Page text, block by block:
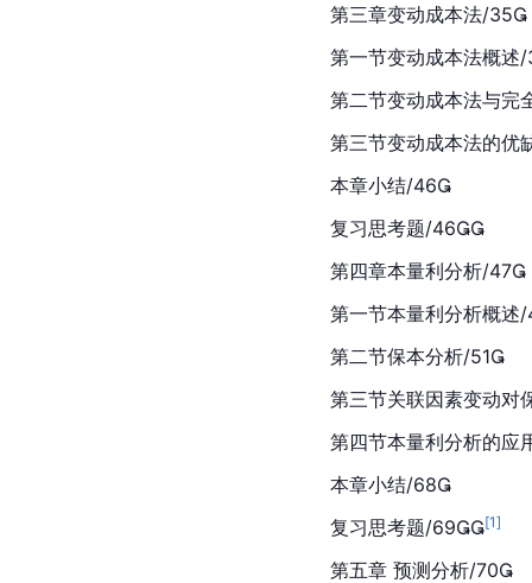
第三章变动成本法/35
第一节变动成本法概述
第二节变动成本法与完
第三节变动成本法的优
本章小结/46
复习思考题/46
第四章本量利分析/47
第一节本量利分析概述
第二节保本分析/51
第三节关联因素变动
第四节本量利分析的应
本章小结/68
复习思考题/69[1]
第五章 预测分析/70